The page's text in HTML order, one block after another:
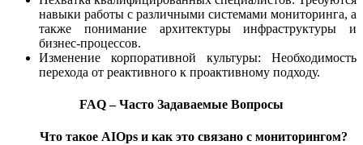
навыки работы с различными системами мониторинга, а
также понимание архитектуры инфраструктуры и
бизнес-процессов.
Изменение корпоративной культуры: Необходимость
перехода от реактивного к проактивному подходу.
FAQ – Часто Задаваемые Вопросы
Что такое AIOps и как это связано с мониторингом?